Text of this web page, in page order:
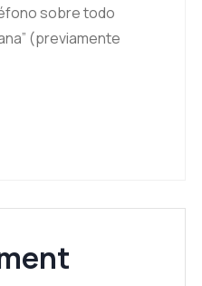
sobre todo
(previamente